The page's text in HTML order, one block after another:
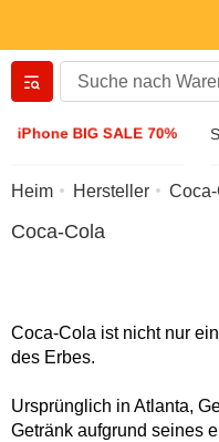
iPhone BIG SALE 70%
Вернуться назад
Zubehöre
Schmuck
Armbanduhr
Heim Hersteller
Coca-Cola
Coca-Cola ist nicht nur
des Erbes.
Ursprünglich in Atlanta,
Getränk aufgrund seines